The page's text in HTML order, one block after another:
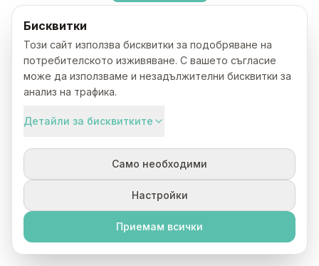
Бисквитки
Този сайт използва бисквитки за подобряване на
потребителското изживяване. С вашето съгласие
може да използваме и незадължителни бисквитки за
анализ на трафика.
Детайли за бисквитките
Само необходими
Настройки
Приемам всички